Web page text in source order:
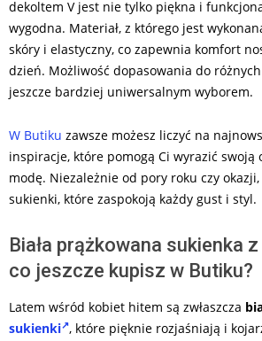
dekoltem V jest nie tylko piękna i
wygodna. Materiał, z którego jest
skóry i elastyczny, co zapewnia komfort
dzień. Możliwość dopasowania do
jeszcze bardziej uniwersalnym wyborem.
W Butiku zawsze możesz liczyć na
inspiracje, które pomogą Ci wyrazić swoją
modę. Niezależnie od pory roku czy
sukienki, które zaspokoją każdy gust i styl.
Biała prążkowana sukienka
co jeszcze kupisz w Butiku?
Latem wśród kobiet hitem są zwłaszcza
sukienki , które pięknie rozjaśniają i